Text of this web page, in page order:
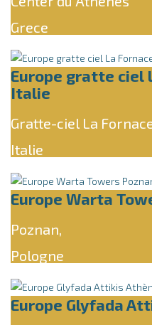
Grece
Europe gratte ciel
Italie
Gratte-ciel La
Italie
Europe Warta
Poznan,
Pologne
Europe Glyfada